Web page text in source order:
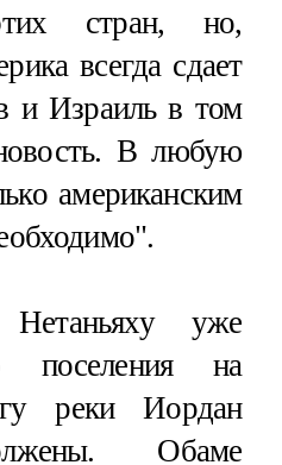
стран, но,
всегда сдает
и Израиль в том
В любую
американским
Нетаньяху уже
поселения на
реки Иордан
Обаме